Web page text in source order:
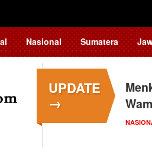
Nasional Sumatera
UPDATE
→